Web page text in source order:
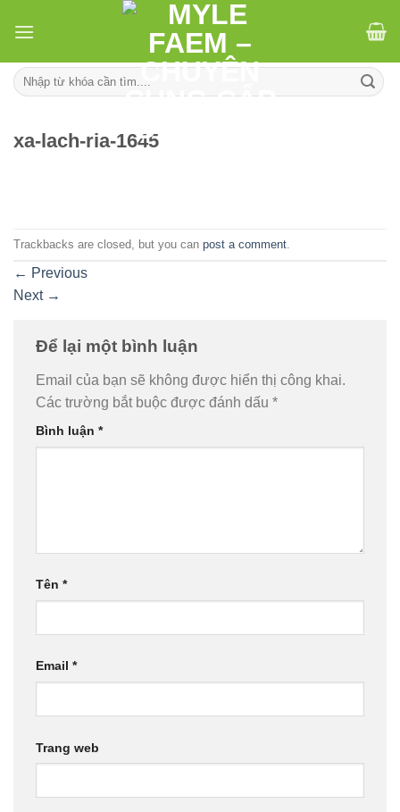
Tìm
kiếm:
xa-lach-ria-1645
Trackbacks are closed, but you can post a comment
← Previous
Next →
Để lại một bình luận
Email của bạn sẽ không được hiển thị công khai.
Các trường bắt buộc được đánh dấu *
Bình luận *
Tên *
Email *
Trang web